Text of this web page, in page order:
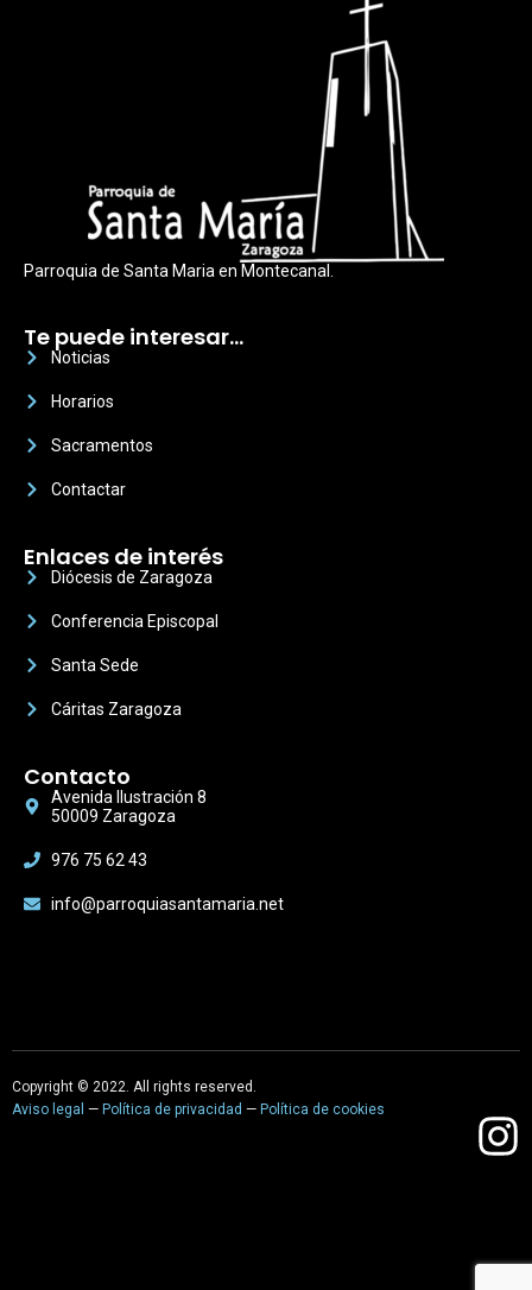
Parroquia de Santa Maria en Montecanal.
Te puede interesar…
Noticias
Horarios
Sacramentos
Contactar
Enlaces de interés
Diócesis de Zaragoza
Conferencia Episcopal
Santa Sede
Cáritas Zaragoza
Contacto
Avenida Ilustración 8
50009 Zaragoza
976 75 62 43
info@parroquiasantamaria.net
Copyright © 2022. All rights reserved.
Aviso legal — Política de privacidad — Política de cookies